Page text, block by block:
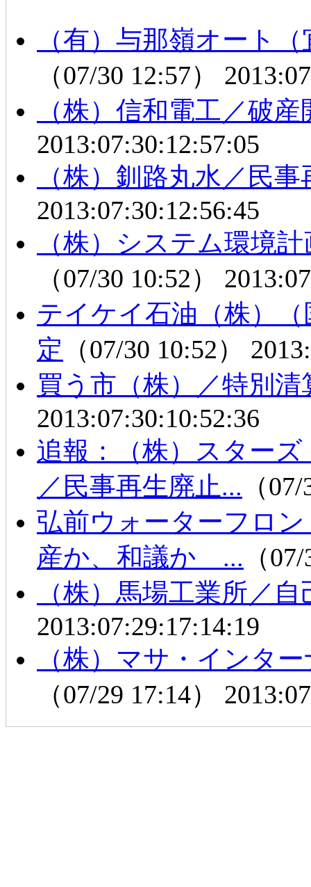
（有）与那嶺オート
（07/30 12:57）
（株）信和電工／破
2013:07:30:12:57:05
（株）釧路丸水／民
2013:07:30:12:56:45
（株）システム環境
（07/30 10:52）
テイケイ石油（株）
定 （07/30 10:52）
買う市（株）／特別清
2013:07:30:10:52:36
追報：（株）スター
／民事再生廃止... （
弘前ウォーターフロ
産か、和議か ... （
（株）馬場工業所／
2013:07:29:17:14:19
（株）マサ・インタ
（07/29 17:14）